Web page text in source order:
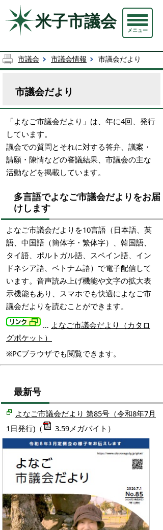
米子市議会 メニュー
市議会 市議会情報 市議会だより
市議会だより
「よなご市議会だより」は、年に4回、発行
しています。
議会での質問とそれに対する答弁、議案・
請願・陳情などの審議結果、市議会の主な
活動などを掲載しています。
多言語でよなご市議会だよりをお届
けします
よなご市議会だよりを10言語（日本語、英
語、中国語（簡体字・繁体字）、韓国語、
タイ語、ポルトガル語、スペイン語、イン
ドネシア語、ベトナム語）で電子配信して
います。音声読み上げ機能や文字の拡大表
示機能もあり、スマホでも快適によなご市
議会だよりを読むことができます。
… よなご市議会だより（カタロ
グポケット）
※PCブラウザでも閲覧できます。
最新号
よなご市議会だより 第85号（令和8年7月
1日発行) （ 3.59メガバイト）